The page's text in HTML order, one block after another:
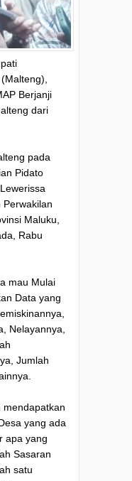
Berjanji
dari
pada
Pidato
Maluku,
Rabu
mau Mulai
Data yang
Nelayannya,
Jumlah
mendapatkan
yang ada
apa yang
Sasaran
satu